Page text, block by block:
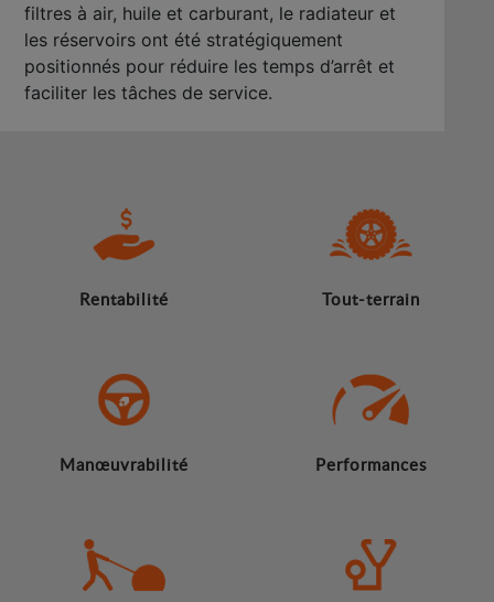
filtres à air, huile et carburant, le radiateur et
les réservoirs ont été stratégiquement
positionnés pour réduire les temps d’arrêt et
faciliter les tâches de service.
Rentabilité Tout-terrain
Manœuvrabilité Performances